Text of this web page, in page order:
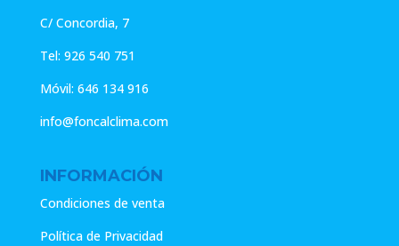
C/ Concordia, 7
Tel: 926 540 751
Móvil: 646 134 916
info@foncalclima.com
INFORMACIÓN
Condiciones de venta
Política de Privacidad